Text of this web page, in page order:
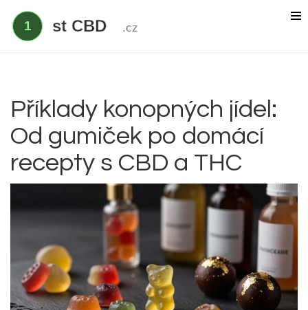
CBD účinek
Everclear
Příklady konopných jídel:
Od gumiček po domácí
recepty s CBD a THC